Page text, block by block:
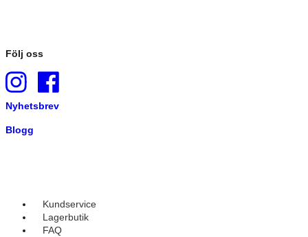
Följ oss
Nyhetsbrev
Blogg
Kundservice
Lagerbutik
FAQ